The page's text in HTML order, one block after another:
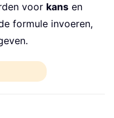
voor kans en
formule invoeren,